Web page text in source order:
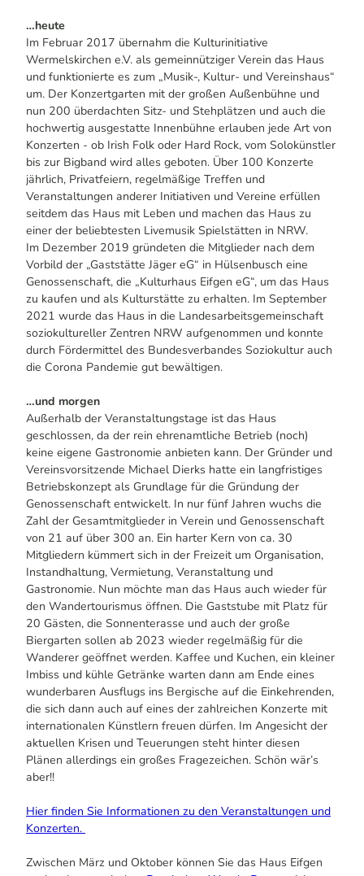
…heute
Im Februar 2017 übernahm die Kulturinitiative
Wermelskirchen e.V. als gemeinnütziger Verein das Haus
und funktionierte es zum „Musik-, Kultur- und Vereinshaus“
um. Der Konzertgarten mit der großen Außenbühne und
nun 200 überdachten Sitz- und Stehplätzen und auch die
hochwertig ausgestatte Innenbühne erlauben jede Art von
Konzerten - ob Irish Folk oder Hard Rock, vom Solokünstler
bis zur Bigband wird alles geboten. Über 100 Konzerte
jährlich, Privatfeiern, regelmäßige Treffen und
Veranstaltungen anderer Initiativen und Vereine erfüllen
seitdem das Haus mit Leben und machen das Haus zu
einer der beliebtesten Livemusik Spielstätten in NRW.
Im Dezember 2019 gründeten die Mitglieder nach dem
Vorbild der „Gaststätte Jäger eG“ in Hülsenbusch eine
Genossenschaft, die „Kulturhaus Eifgen eG“, um das Haus
zu kaufen und als Kulturstätte zu erhalten. Im September
2021 wurde das Haus in die Landesarbeitsgemeinschaft
soziokultureller Zentren NRW aufgenommen und konnte
durch Fördermittel des Bundesverbandes Soziokultur auch
die Corona Pandemie gut bewältigen.
…und morgen
Außerhalb der Veranstaltungstage ist das Haus
geschlossen, da der rein ehrenamtliche Betrieb (noch)
keine eigene Gastronomie anbieten kann. Der Gründer und
Vereinsvorsitzende Michael Dierks hatte ein langfristiges
Betriebskonzept als Grundlage für die Gründung der
Genossenschaft entwickelt. In nur fünf Jahren wuchs die
Zahl der Gesamtmitglieder in Verein und Genossenschaft
von 21 auf über 300 an. Ein harter Kern von ca. 30
Mitgliedern kümmert sich in der Freizeit um Organisation,
Instandhaltung, Vermietung, Veranstaltung und
Gastronomie. Nun möchte man das Haus auch wieder für
den Wandertourismus öffnen. Die Gaststube mit Platz für
20 Gästen, die Sonnenterasse und auch der große
Biergarten sollen ab 2023 wieder regelmäßig für die
Wanderer geöffnet werden. Kaffee und Kuchen, ein kleiner
Imbiss und kühle Getränke warten dann am Ende eines
wunderbaren Ausflugs ins Bergische auf die Einkehrenden,
die sich dann auch auf eines der zahlreichen Konzerte mit
internationalen Künstlern freuen dürfen. Im Angesicht der
aktuellen Krisen und Teuerungen steht hinter diesen
Plänen allerdings ein großes Fragezeichen. Schön wär’s
aber!!
Hier finden Sie Informationen zu den Veranstaltungen und
Konzerten.
Zwischen März und Oktober können Sie das Haus Eifgen